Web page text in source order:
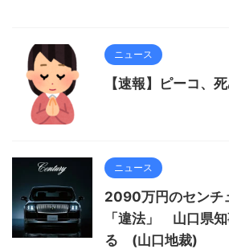
ニュース
【速報】ピーコ、死
ニュース
2090万円のセンチ
「違法」 山口県
る (山口地裁)